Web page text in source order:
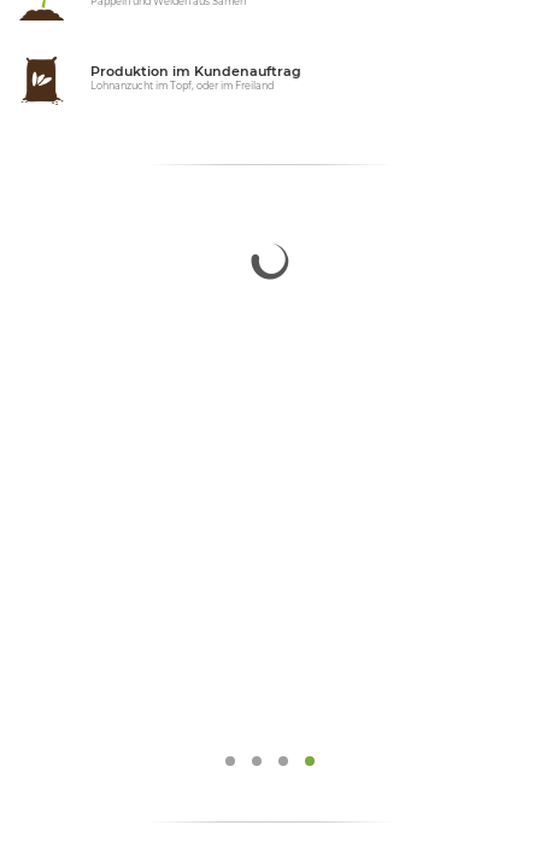
Produktion im Kundenauftrag
Lohnanzucht im Topf, oder im Freiland